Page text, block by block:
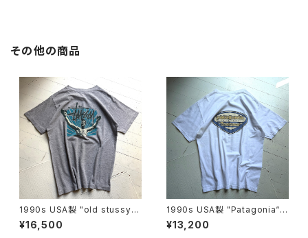
その他の商品
1990s USA製 "old stussy"
S/S T-shirt
¥16,500
1990s USA製 "Patagonia“ b
eneficial S/S T-shirt
¥13,200